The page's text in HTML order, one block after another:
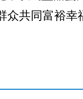
众共同富裕幸